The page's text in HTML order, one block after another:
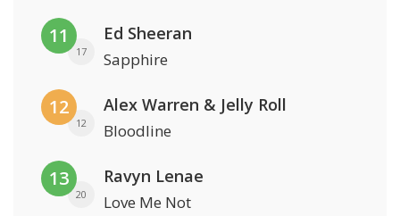
11
17
Ed Sheeran
Sapphire
12
12
Alex Warren & Jelly Roll
Bloodline
13
20
Ravyn Lenae
Love Me Not